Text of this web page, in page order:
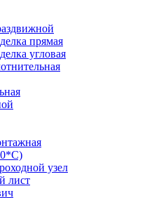
прямая
угловая
узел
лист